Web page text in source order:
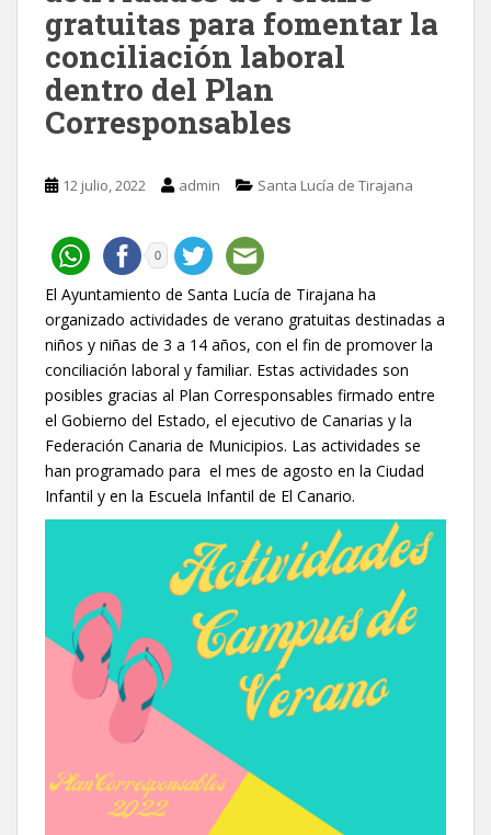
gratuitas para fomentar la
conciliación laboral
dentro del Plan
Corresponsables
12 julio, 2022 admin Santa Lucía de Tirajana
0
El Ayuntamiento de Santa Lucía de Tirajana ha
organizado actividades de verano gratuitas destinadas a
niños y niñas de 3 a 14 años, con el fin de promover la
conciliación laboral y familiar. Estas actividades son
posibles gracias al Plan Corresponsables firmado entre
el Gobierno del Estado, el ejecutivo de Canarias y la
Federación Canaria de Municipios. Las actividades se
han programado para el mes de agosto en la Ciudad
Infantil y en la Escuela Infantil de El Canario.